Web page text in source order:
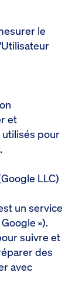
le
et
pour
LLC)
un service
»).
suivre et
des
avec